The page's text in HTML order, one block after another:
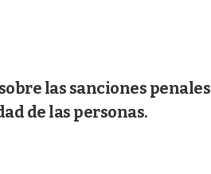
las sanciones penales
de las personas.